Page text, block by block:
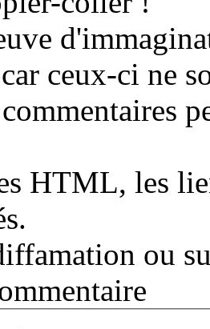
ceux-ci ne
HTML, les
ou